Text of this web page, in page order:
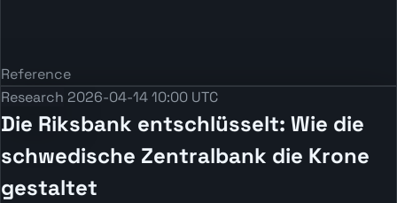
Reference
Research 2026-04-14 10:00 UTC
Die Riksbank entschlüsselt: Wie die
schwedische Zentralbank die Krone
gestaltet